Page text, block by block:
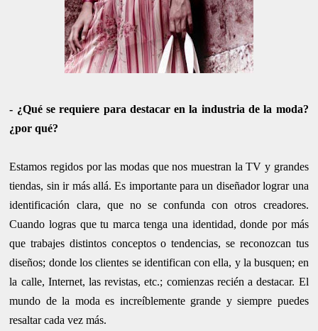
- ¿Qué se requiere para destacar en la industria de la moda?
¿por qué?
Estamos regidos por las modas que nos muestran la TV y grandes
tiendas, sin ir más allá. Es importante para un diseñador lograr una
identificación clara, que no se confunda con otros creadores.
Cuando logras que tu marca tenga una identidad, donde por más
que trabajes distintos conceptos o tendencias, se reconozcan tus
diseños; donde los clientes se identifican con ella, y la busquen; en
la calle, Internet, las revistas, etc.; comienzas recién a destacar. El
mundo de la moda es increíblemente grande y siempre puedes
resaltar cada vez más.